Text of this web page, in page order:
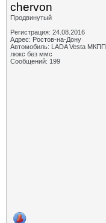
chervon
Продвинутый
Регистрация: 24.08.2016
Адрес: Ростов-на-Дону
Автомобиль: LADA Vesta МКПП
люкс без ммс
Сообщений: 199